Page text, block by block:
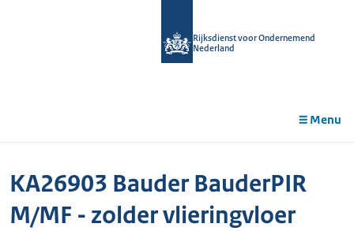
Rijksdienst voor Ondernemend
Nederland
Menu
KA26903 Bauder BauderPIR
M/MF - zolder vlieringvloer